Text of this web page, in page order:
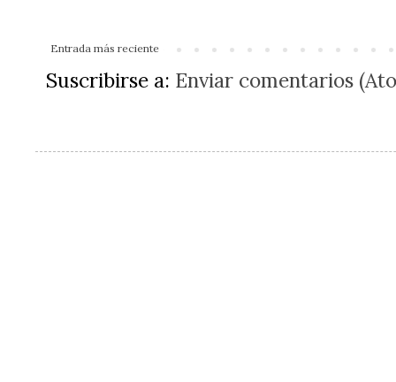
Entrada más reciente
Suscribirse a: Enviar comentarios